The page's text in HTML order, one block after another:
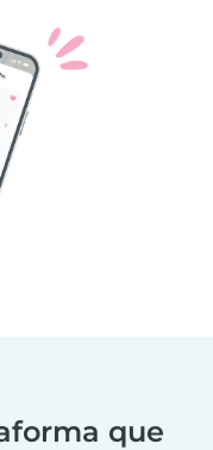
que